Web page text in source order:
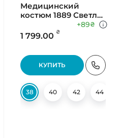
Медицинский
костюм 1889 Светло
1 799.00 ₴
+89₴
КУПИТЬ
38 40 42 44